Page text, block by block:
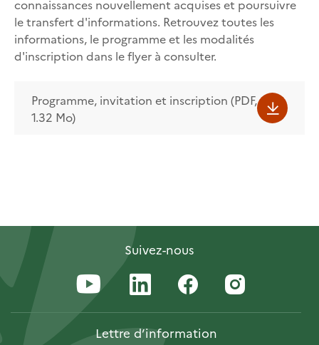
connaissances nouvellement acquises et poursuivre
le transfert d'informations. Retrouvez toutes les
informations, le programme et les modalités
d'inscription dans le flyer à consulter.
Programme, invitation et inscription (PDF,
1.32 Mo)
Suivez-nous
Lettred’information